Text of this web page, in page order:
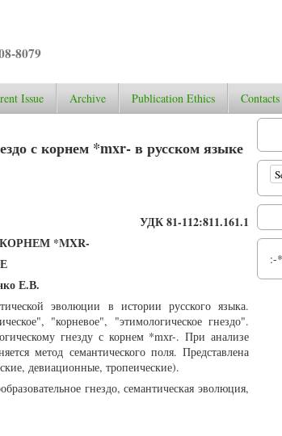
8079
Issue Archive Publication Ethics Contacts
с корнем *mxr- в русском языке
УДК 81-112:811.161.1
*MXR-
Е.В.
эволюции в истории русского языка.
"корневое", "этимологическое гнездо".
гнезду с корнем *mхr-. При анализе
метод семантического поля. Представлена
девиационные, тропеические).
гнездо, семантическая эволюция,
:-